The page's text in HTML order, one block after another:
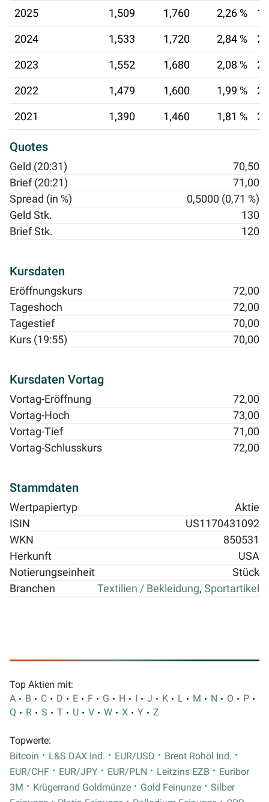
2025 1,509 1,760 2,26 %
2024 1,533 1,720 2,84 %
2023 1,552 1,680 2,08 %
2022 1,479 1,600 1,99 %
2021 1,390 1,460 1,81 %
Quotes
Geld (20:31)
70,50
Brief (20:21)
71,00
Spread (in %)
0,5000 (0,71 %)
Geld Stk.
130
Brief Stk.
120
Kursdaten
Eröffnungskurs
72,00
Tageshoch
72,00
Tagestief
70,00
Kurs (19:55)
70,00
Kursdaten Vortag
Vortag-Eröffnung
72,00
Vortag-Hoch
73,00
Vortag-Tief
71,00
Vortag-Schlusskurs
72,00
Stammdaten
Wertpapiertyp
Aktie
ISIN
US1170431092
WKN
850531
Herkunft
USA
Notierungseinheit
Stück
Branchen
Textilien / Bekleidung, Sportartikel
Top Aktien mit:
A
B C D E F G H I J K L M N O
P
Q
R S T U V W X Y Z
Topwerte:
Bitcoin
L&S DAX Ind. EUR/USD
Brent Rohöl Ind.
EUR/CHF
EUR/JPY EUR/PLN Leitzins EZB
Euribor
3M
Krügerrand Goldmünze Gold Feinunze
Silber